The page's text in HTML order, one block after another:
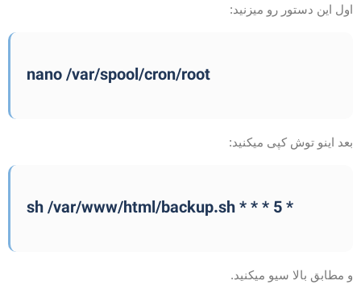
این دستور رو میزنید:
nano /var/spool/cron/root
اینو توش کپی میکنید:
* 5 * * * sh /var/www/html/backup.sh
مطابق بالا سیو میکنید.